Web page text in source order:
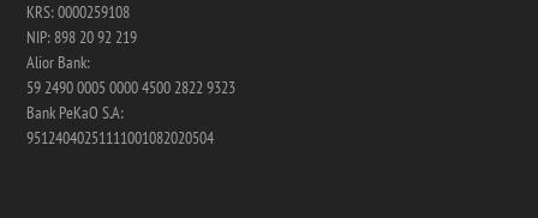
KRS: 0000259108
NIP: 898 20 92 219
Alior Bank:
59 2490 0005 0000 4500 2822 9323
Bank PeKaO S.A:
95124040251111001082020504